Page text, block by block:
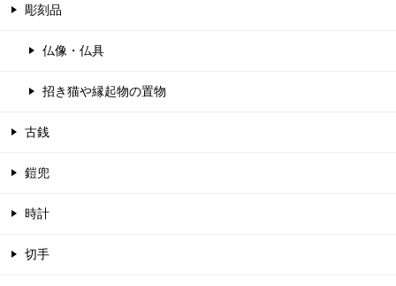
彫刻品
仏像・仏具
招き猫や縁起物の置物
古銭
鎧兜
時計
切手